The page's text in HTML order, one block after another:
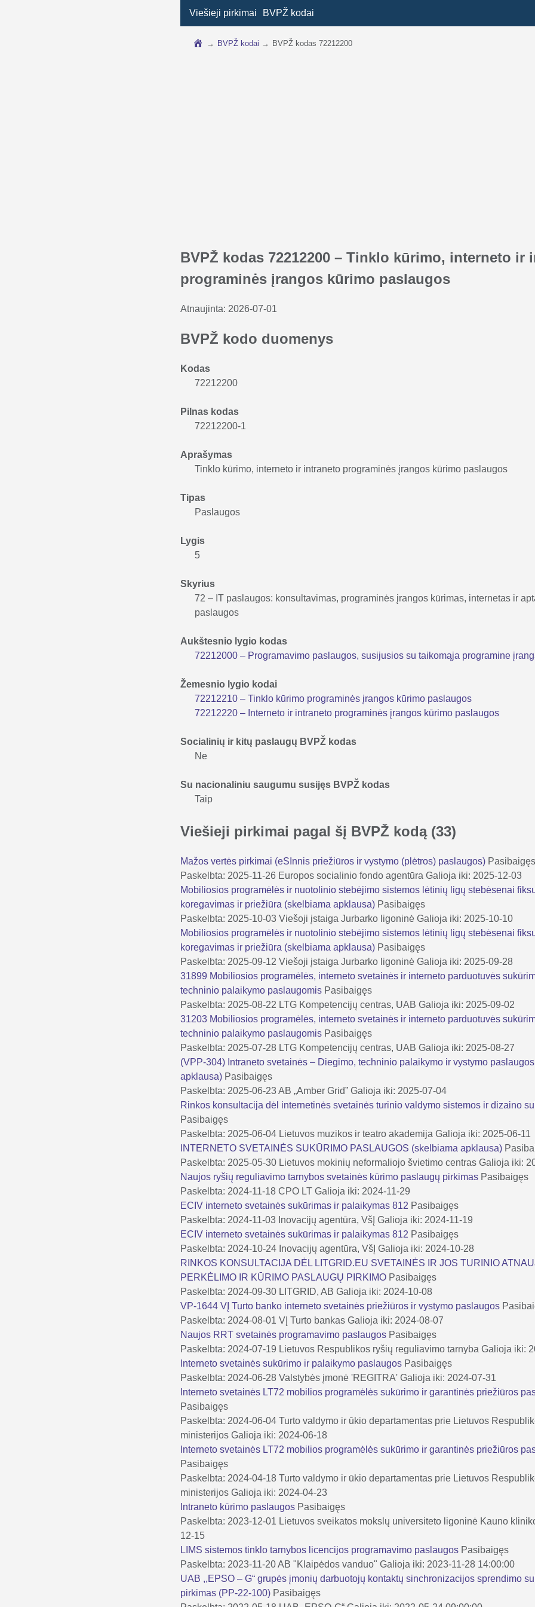
Viešieji pirkimai BVPŽ kodai
→ BVPŽ kodai → BVPŽ kodas 72212200
BVPŽ kodas 72212200 – Tinklo kūrimo, interneto ir
programinės įrangos kūrimo paslaugos
Atnaujinta: 2026-07-01
BVPŽ kodo duomenys
Kodas
72212200
Pilnas kodas
72212200-1
Aprašymas
Tinklo kūrimo, interneto ir intraneto programinės įrangos kūrimo paslaugos
Tipas
Paslaugos
Lygis
5
Skyrius
72 – IT paslaugos: konsultavimas, programinės įrangos kūrimas, internetas ir
paslaugos
Aukštesnio lygio kodas
72212000 – Programavimo paslaugos, susijusios su taikomąja programine
Žemesnio lygio kodai
72212210 – Tinklo kūrimo programinės įrangos kūrimo paslaugos
72212220 – Interneto ir intraneto programinės įrangos kūrimo paslaugos
Socialinių ir kitų paslaugų BVPŽ kodas
Ne
Su nacionaliniu saugumu susijęs BVPŽ kodas
Taip
Viešieji pirkimai pagal šį BVPŽ kodą (33)
Mažos vertės pirkimai (eSInnis priežiūros ir vystymo (plėtros) paslaugos) Pasibaigęs
Paskelbta: 2025-11-26 Europos socialinio fondo agentūra Galioja iki: 2025-12-03
Mobiliosios programėlės ir nuotolinio stebėjimo sistemos lėtinių ligų stebėsenai
koregavimas ir priežiūra (skelbiama apklausa) Pasibaigęs
Paskelbta: 2025-10-03 Viešoji įstaiga Jurbarko ligoninė Galioja iki: 2025-10-10
Mobiliosios programėlės ir nuotolinio stebėjimo sistemos lėtinių ligų stebėsenai
koregavimas ir priežiūra (skelbiama apklausa) Pasibaigęs
Paskelbta: 2025-09-12 Viešoji įstaiga Jurbarko ligoninė Galioja iki: 2025-09-28
31899 Mobiliosios programėlės, interneto svetainės ir interneto parduotuvės
techninio palaikymo paslaugomis Pasibaigęs
Paskelbta: 2025-08-22 LTG Kompetencijų centras, UAB Galioja iki: 2025-09-02
31203 Mobiliosios programėlės, interneto svetainės ir interneto parduotuvės
techninio palaikymo paslaugomis Pasibaigęs
Paskelbta: 2025-07-28 LTG Kompetencijų centras, UAB Galioja iki: 2025-08-27
(VPP-304) Intraneto svetainės – Diegimo, techninio palaikymo ir vystymo
apklausa) Pasibaigęs
Paskelbta: 2025-06-23 AB „Amber Grid” Galioja iki: 2025-07-04
Rinkos konsultacija dėl internetinės svetainės turinio valdymo sistemos ir dizaino
Pasibaigęs
Paskelbta: 2025-06-04 Lietuvos muzikos ir teatro akademija Galioja iki: 2025-06-11
INTERNETO SVETAINĖS SUKŪRIMO PASLAUGOS (skelbiama apklausa)
Paskelbta: 2025-05-30 Lietuvos mokinių neformaliojo švietimo centrasGalioja iki:
Naujos ryšių reguliavimo tarnybos svetainės kūrimo paslaugų pirkimas Pasibaigęs
Paskelbta: 2024-11-18 CPO LT Galioja iki: 2024-11-29
ECIV interneto svetainės sukūrimas ir palaikymas 812 Pasibaigęs
Paskelbta: 2024-11-03 Inovacijų agentūra, VšĮ Galioja iki: 2024-11-19
ECIV interneto svetainės sukūrimas ir palaikymas 812 Pasibaigęs
Paskelbta: 2024-10-24 Inovacijų agentūra, VšĮ Galioja iki: 2024-10-28
RINKOS KONSULTACIJA DĖL LITGRID.EU SVETAINĖS IR JOS TURINIO
PERKĖLIMO IR KŪRIMO PASLAUGŲ PIRKIMO Pasibaigęs
Paskelbta: 2024-09-30 LITGRID, AB Galioja iki: 2024-10-08
VP-1644 VĮ Turto banko interneto svetainės priežiūros ir vystymo paslaugos
Paskelbta: 2024-08-01 VĮ Turto bankas Galioja iki: 2024-08-07
Naujos RRT svetainės programavimo paslaugos Pasibaigęs
Paskelbta: 2024-07-19 Lietuvos Respublikos ryšių reguliavimo tarnyba Galioja iki:
Interneto svetainės sukūrimo ir palaikymo paslaugos Pasibaigęs
Paskelbta: 2024-06-28 Valstybės įmonė 'REGITRA' Galioja iki: 2024-07-31
Interneto svetainės LT72 mobilios programėlės sukūrimo ir garantinės priežiūros
Pasibaigęs
Paskelbta: 2024-06-04 Turto valdymo ir ūkio departamentas prie Lietuvos
ministerijos Galioja iki: 2024-06-18
Interneto svetainės LT72 mobilios programėlės sukūrimo ir garantinės priežiūros
Pasibaigęs
Paskelbta: 2024-04-18 Turto valdymo ir ūkio departamentas prie Lietuvos
ministerijos Galioja iki: 2024-04-23
Intraneto kūrimo paslaugos Pasibaigęs
Paskelbta: 2023-12-01 Lietuvos sveikatos mokslų universiteto ligoninė Kauno
12-15
LIMS sistemos tinklo tarnybos licencijos programavimo paslaugos Pasibaigęs
Paskelbta: 2023-11-20 AB "Klaipėdos vanduo" Galioja iki: 2023-11-28 14:00:00
UAB ,,EPSO – G“ grupės įmonių darbuotojų kontaktų sinchronizacijos sprendimo
pirkimas (PP-22-100) Pasibaigęs